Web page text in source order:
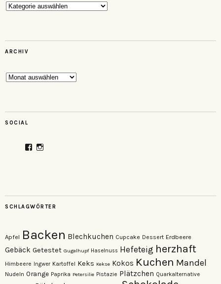
Kategorien
ARCHIV
Archiv
SOCIAL
ProfilProfil
SCHLAGWÖRTER
Apfel Backen Blechkuchen Cupcake Dessert Erdbeere
Gebäck Getestet Gugelhupf Haselnuss Hefeteig herzhaft
Himbeere Ingwer Kartoffel Keks Kekse Kokos Kuchen Mandel
Nudeln Orange Paprika Petersilie Pistazie Plätzchen Quarkalternative